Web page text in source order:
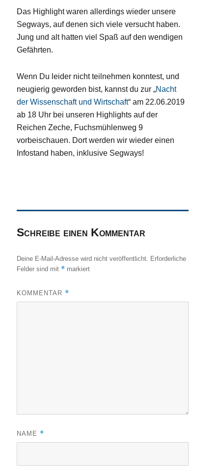
Das Highlight waren allerdings wieder unsere
Segways, auf denen sich viele versucht haben.
Jung und alt hatten viel Spaß auf den wendigen
Gefährten.
Wenn Du leider nicht teilnehmen konntest, und
neugierig geworden bist, kannst du zur „Nacht
der Wissenschaft und Wirtschaft“ am 22.06.2019
ab 18 Uhr bei unseren Highlights auf der
Reichen Zeche, Fuchsmühlenweg 9
vorbeischauen. Dort werden wir wieder einen
Infostand haben, inklusive Segways!
Schreibe einen Kommentar
Deine E-Mail-Adresse wird nicht veröffentlicht. Erforderliche
Felder sind mit * markiert
KOMMENTAR *
NAME *